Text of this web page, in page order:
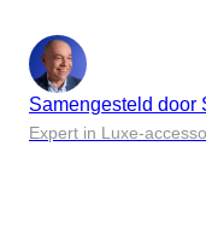
Samengesteld door
Expert in Luxe-